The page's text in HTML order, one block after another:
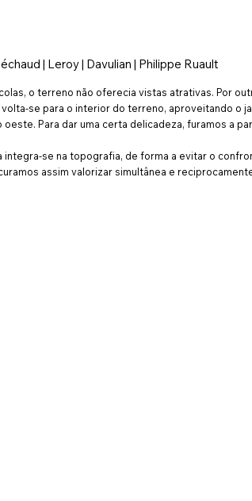
| Leroy | Davulian | Philippe Ruault
o terreno não oferecia vistas atrativas. Por
se para o interior do terreno, aproveitando o
Para dar uma certa delicadeza, furamos a
se na topografia, de forma a evitar o
assim valorizar simultânea e